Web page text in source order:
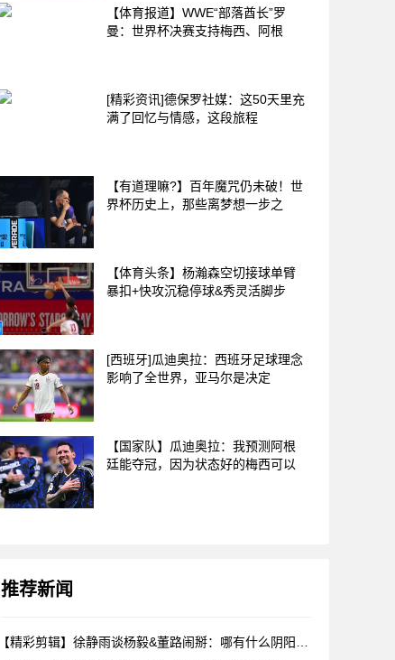
【体育报道】WWE“部落酋长”罗
曼：世界杯决赛支持梅西、阿根
[精彩资讯]德保罗社媒：这50天里充
满了回忆与情感，这段旅程
【有道理嘛?】百年魔咒仍未破！世
界杯历史上，那些离梦想一步之
【体育头条】杨瀚森空切接球单臂
暴扣+快攻沉稳停球&秀灵活脚步
[西班牙]瓜迪奥拉：西班牙足球理念
影响了全世界，亚马尔是决定
【国家队】瓜迪奥拉：我预测阿根
廷能夺冠，因为状态好的梅西可以
推荐新闻